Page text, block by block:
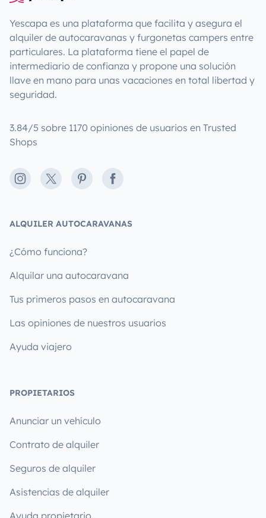
Yescapa es una plataforma que facilita y asegura el
alquiler de autocaravanas y furgonetas campers entre
particulares. La plataforma tiene el papel de
intermediario de confianza y propone una solución
llave en mano para unas vacaciones en total libertad y
seguridad.
3.84/5 sobre 1170 opiniones de usuarios en Trusted
Shops
Instagram
X PinterestFacebook
ALQUILER AUTOCARAVANAS
¿Cómo funciona?
Alquilar una autocaravana
Tus primeros pasos en autocaravana
Las opiniones de nuestros usuarios
Ayuda viajero
PROPIETARIOS
Anunciar un vehículo
Contrato de alquiler
Seguros de alquiler
Asistencias de alquiler
Ayuda propietario